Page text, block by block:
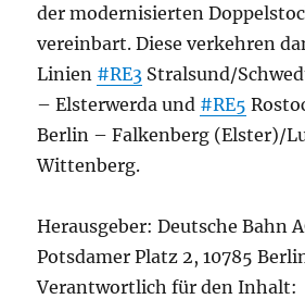
der modernisierten
vereinbart. Diese verkehren
Linien #RE3 Stralsund/
– Elsterwerda und #RE5
Berlin – Falkenberg (Elster)/
Wittenberg.
Herausgeber: Deutsche Bahn
Potsdamer Platz 2, 10785
Verantwortlich für den Inhalt: